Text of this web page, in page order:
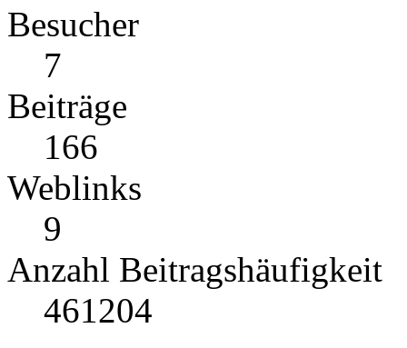
Besucher
7
Beiträge
166
Weblinks
9
Anzahl Beitragshäufigkeit
461204